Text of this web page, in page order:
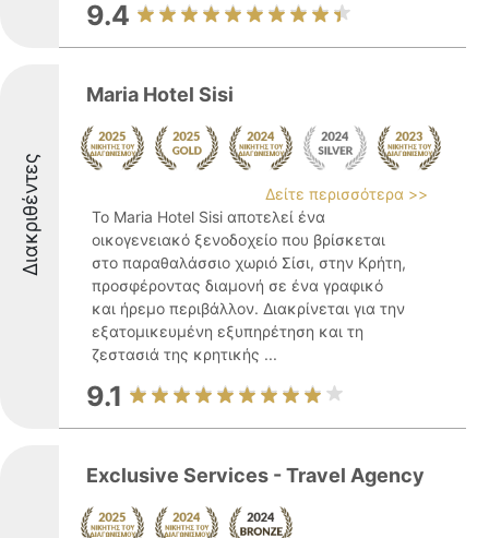
9.4
Διακριθέντες
Maria Hotel Sisi
Δείτε περισσότερα >>
Το Maria Hotel Sisi αποτελεί ένα
οικογενειακό ξενοδοχείο που βρίσκεται
στο παραθαλάσσιο χωριό Σίσι, στην Κρήτη,
προσφέροντας διαμονή σε ένα γραφικό
και ήρεμο περιβάλλον. Διακρίνεται για την
εξατομικευμένη εξυπηρέτηση και τη
ζεστασιά της κρητικής ...
9.1
Exclusive Services - Travel Agency